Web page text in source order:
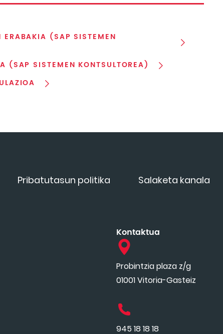
ERABAKIA (SAP SISTEMEN
(SAP SISTEMEN KONTSULTOREA)
Pribatutasun politika Salaketa kanala
Kontaktua
Probintzia plaza z/g
01001 Vitoria-Gasteiz
945 18 18 18